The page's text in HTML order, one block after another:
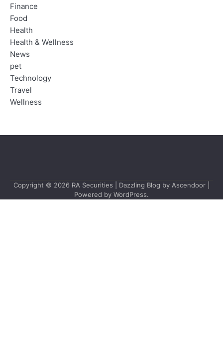
Finance
Food
Health
Health & Wellness
News
pet
Technology
Travel
Wellness
Copyright © 2026 RA Securities | Dazzling Blog by Ascendoor
Powered by WordPress.